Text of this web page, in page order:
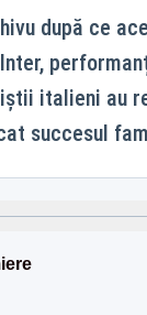
după ce
italieni au
succesul